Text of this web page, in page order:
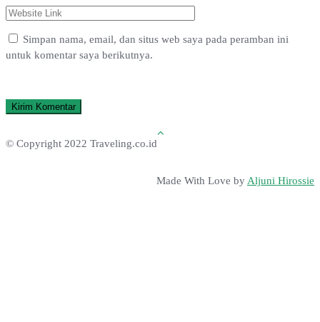
Simpan nama, email, dan situs web saya pada peramban ini
untuk komentar saya berikutnya.
© Copyright 2022 Traveling.co.id
Made With Love by Aljuni Hirossie